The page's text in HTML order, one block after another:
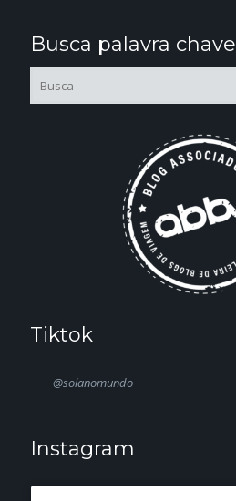
Busca palavra chave
Tiktok
@solanomundo
Instagram